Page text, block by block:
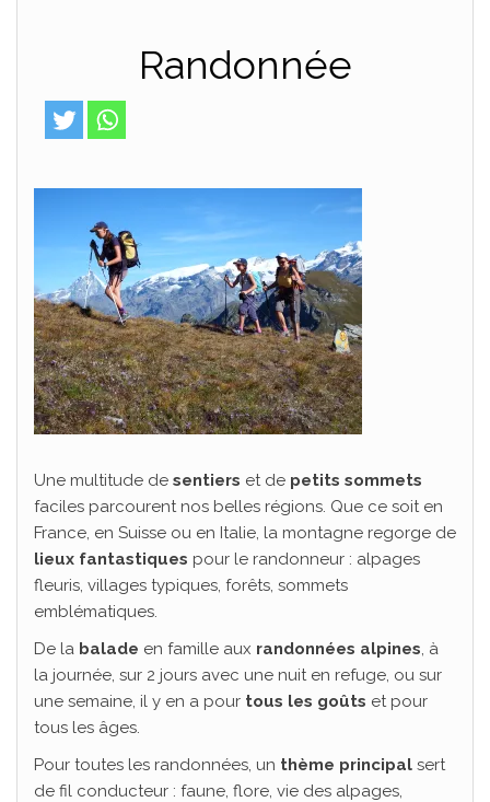
Randonnée
Une multitude de sentiers et de petits sommets
faciles parcourent nos belles régions. Que ce soit en
France, en Suisse ou en Italie, la montagne regorge de
lieux fantastiques pour le randonneur : alpages
fleuris, villages typiques, forêts, sommets
emblématiques.
De la balade en famille aux randonnées alpines, à
la journée, sur 2 jours avec une nuit en refuge, ou sur
une semaine, il y en a pour tous les goûts et pour
tous les âges.
Pour toutes les randonnées, un thème principal sert
de fil conducteur : faune, flore, vie des alpages,